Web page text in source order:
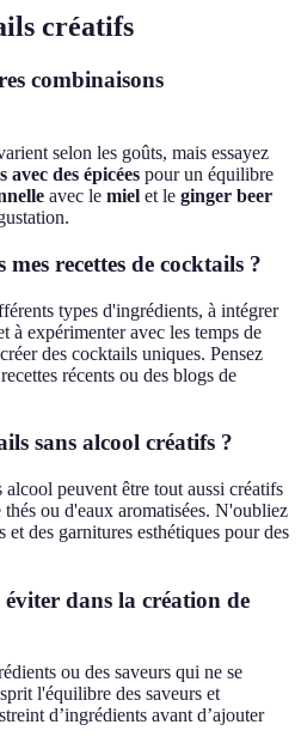
créatifs
combinaisons
selon les goûts, mais essayez
avec des épicées pour un équilibre
avec le miel et le ginger beer
recettes de cocktails ?
types d'ingrédients, à intégrer
à expérimenter avec les temps de
des cocktails uniques. Pensez
récents ou des blogs de
sans alcool créatifs ?
peuvent être tout aussi créatifs
ou d'eaux aromatisées. N'oubliez
des garnitures esthétiques pour des
éviter dans la création de
ou des saveurs qui ne se
l'équilibre des saveurs et
d’ingrédients avant d’ajouter